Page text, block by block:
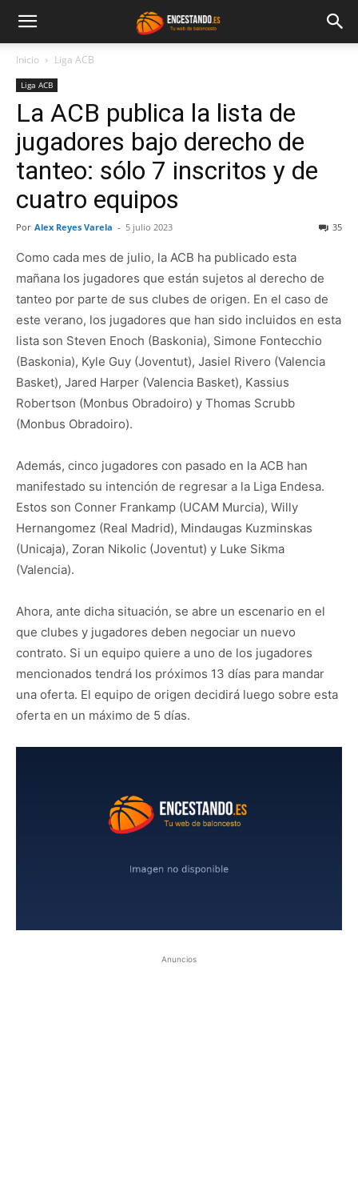
Inicio Liga ACB
Liga ACB
La ACB publica la lista de
jugadores bajo derecho de
tanteo: sólo 7 inscritos y de
cuatro equipos
Por Alex Reyes Varela - 5 julio 2023 35
Como cada mes de julio, la ACB ha publicado esta
mañana los jugadores que están sujetos al derecho de
tanteo por parte de sus clubes de origen. En el caso de
este verano, los jugadores que han sido incluidos en esta
lista son Steven Enoch (Baskonia), Simone Fontecchio
(Baskonia), Kyle Guy (Joventut), Jasiel Rivero (Valencia
Basket), Jared Harper (Valencia Basket), Kassius
Robertson (Monbus Obradoiro) y Thomas Scrubb
(Monbus Obradoiro).
Además, cinco jugadores con pasado en la ACB han
manifestado su intención de regresar a la Liga Endesa.
Estos son Conner Frankamp (UCAM Murcia), Willy
Hernangomez (Real Madrid), Mindaugas Kuzminskas
(Unicaja), Zoran Nikolic (Joventut) y Luke Sikma
(Valencia).
Ahora, ante dicha situación, se abre un escenario en el
que clubes y jugadores deben negociar un nuevo
contrato. Si un equipo quiere a uno de los jugadores
mencionados tendrá los próximos 13 días para mandar
una oferta. El equipo de origen decidirá luego sobre esta
oferta en un máximo de 5 días.
Anuncios